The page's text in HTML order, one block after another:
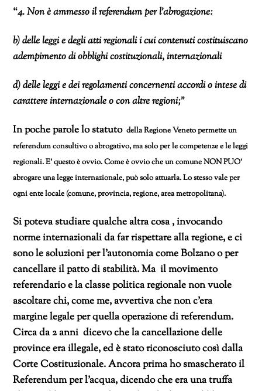
“4. Non è ammesso il referendum per l’abrogazione:
b) delle leggi e degli atti regionali i cui contenuti costituiscano
adempimento di obblighi costituzionali, internazionali
d) delle leggi e dei regolamenti concernenti accordi o intese di
carattere internazionale o con altre regioni;”
In poche parole lo statuto della Regione Veneto permette un
referendum consultivo o abrogativo, ma solo per le competenze e le leggi
regionali. E’ questo è ovvio. Come è ovvio che un comune NON PUO’
abrogare una legge internazionale, può solo attuarla. Lo stesso vale per
ogni ente locale (comune, provincia, regione, area metropolitana).
Si poteva studiare qualche altra cosa , invocando
norme internazionali da far rispettare alla regione, e ci
sono le soluzioni per l’autonomia come Bolzano o per
cancellare il patto di stabilità. Ma il movimento
referendario e la classe politica regionale non vuole
ascoltare chi, come me, avvertiva che non c’era
margine legale per quella operazione di referendum.
Circa da 2 anni dicevo che la cancellazione delle
province era illegale, ed è stato riconosciuto così dalla
Corte Costituzionale. Ancora prima ho smascherato il
Referendum per l’acqua, dicendo che era una truffa